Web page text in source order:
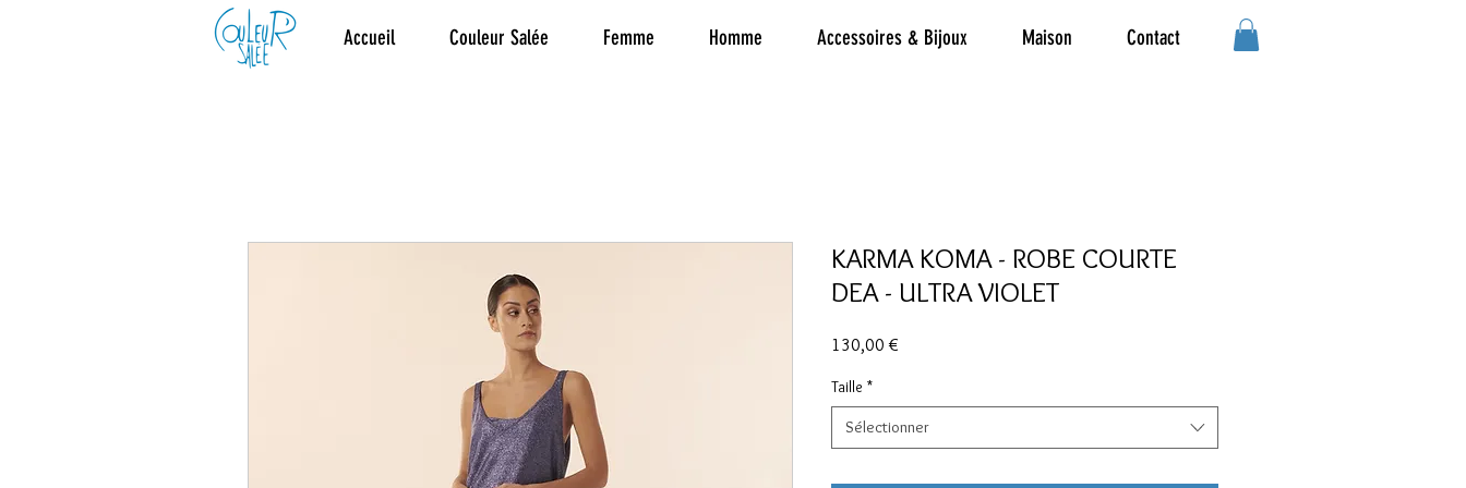
Accueil Couleur Salée Femme Homme Accessoires & Bijoux Maison Contact
KARMA KOMA - ROBE COURTE
DEA - ULTRA VIOLET
130,00 €
Taille *
Sélectionner